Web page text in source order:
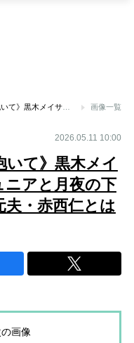
《優しくぎゅっと肩を抱いて》黒木メイサ「14才年下」大物ジュニアと月夜の下で「ラブすぎる一瞬」元夫・赤西仁とは対象的な現在 画像一覧
2026.05.11 10:00
いて》黒木メイ
ニアと月夜の下
・赤西仁とは
画像